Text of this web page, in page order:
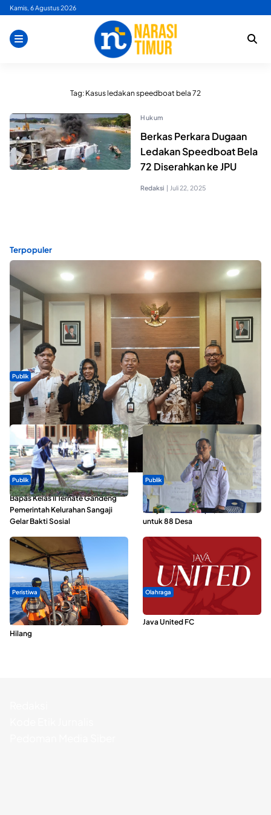
Skip
content
Kamis, 6 Agustus 2026
Tag: Kasus ledakan speedboat bela 72
Hukum
Berkas Perkara Dugaan
Ledakan Speedboat Bela
72 Diserahkan ke JPU
Redaksi | Juli 22, 2025
Terpopuler
Publik
Dua Talenta Muda Ternate Wakili Maluku Utara di Gita Bahana
Nusantara 2026
Publik
Bapas Kelas II Ternate Gandeng
Pemerintah Kelurahan Sangaji
Gelar Bakti Sosial
Publik
ABDESI Morotai Apresiasi
Penyaluran ADD Rp3,13 Miliar
untuk 88 Desa
Peristiwa
Dua Longboat Bertabrakan di
Perairan Taliabu, Satu Nelayan
Hilang
Olahraga
Dari Malut United Berubah Jadi
Java United FC